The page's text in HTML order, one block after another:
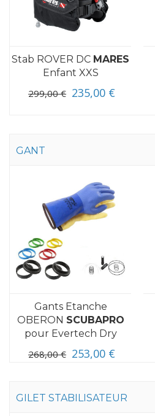
Stab ROVER DC MARES
Enfant XXS
299,00 € 235,00 €
GANT
Gants Etanche
OBERON SCUBAPRO
pour Evertech Dry
268,00 € 253,00 €
GILET STABILISATEUR